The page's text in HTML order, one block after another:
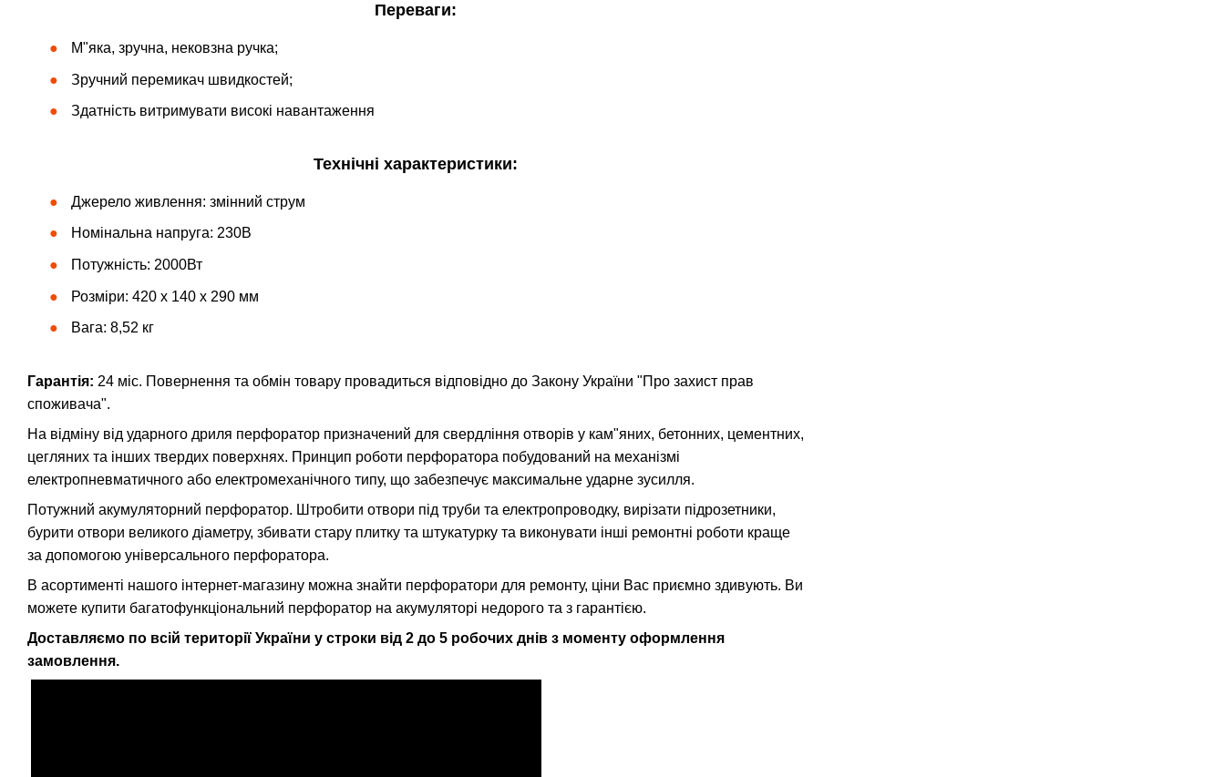
Переваги:
М"яка, зручна, нековзна ручка;
Зручний перемикач швидкостей;
Здатність витримувати високі навантаження
Технічні характеристики:
Джерело живлення: змінний струм
Номінальна напруга: 230В
Потужність: 2000Вт
Розміри: 420 х 140 х 290 мм
Вага: 8,52 кг
Гарантія: 24 міс. Повернення та обмін товару провадиться відповідно до Закону України "Про захист прав
споживача".
На відміну від ударного дриля перфоратор призначений для свердління отворів у кам"яних, бетонних, цементних,
цегляних та інших твердих поверхнях. Принцип роботи перфоратора побудований на механізмі
електропневматичного або електромеханічного типу, що забезпечує максимальне ударне зусилля.
Потужний акумуляторний перфоратор. Штробити отвори під труби та електропроводку, вирізати підрозетники,
бурити отвори великого діаметру, збивати стару плитку та штукатурку та виконувати інші ремонтні роботи краще
за допомогою універсального перфоратора.
В асортименті нашого інтернет-магазину можна знайти перфоратори для ремонту, ціни Вас приємно здивують. Ви
можете купити багатофункціональний перфоратор на акумуляторі недорого та з гарантією.
Доставляємо по всій території України у строки від 2 до 5 робочих днів з моменту оформлення
замовлення.